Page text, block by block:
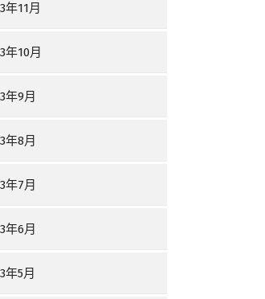
年11月
年10月
年9月
年8月
年7月
年6月
年5月